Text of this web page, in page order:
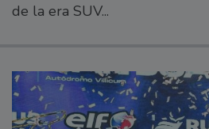
de la era SUV...